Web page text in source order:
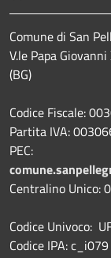
Comune di San
V.le Papa
(BG)
Codice Fiscale:
Partita IVA:
PEC:
Centralino Unico:
Codice Univoco:
Codice IPA: c_i079